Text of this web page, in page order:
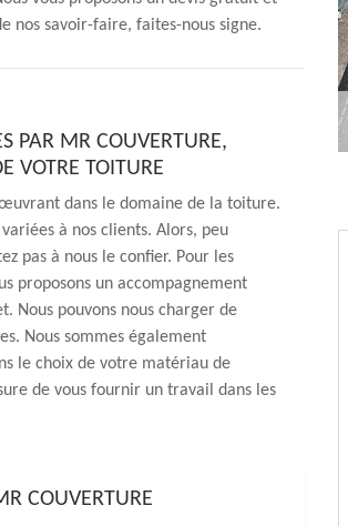
nos savoir-faire, faites-nous signe.
PAR MR COUVERTURE,
VOTRE TOITURE
dans le domaine de la toiture.
à nos clients. Alors, peu
pas à nous le confier. Pour les
proposons un accompagnement
Nous pouvons nous charger de
Nous sommes également
le choix de votre matériau de
de vous fournir un travail dans les
COUVERTURE